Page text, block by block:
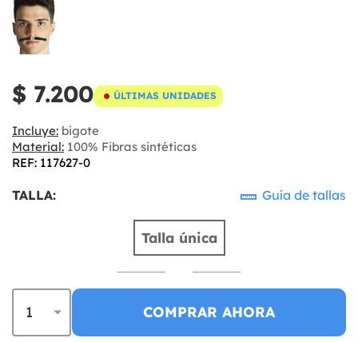
$ 7.200 ÚLTIMAS UNIDADES
Incluye: bigote
Material: 100% Fibras sintéticas
REF: 117627-0
TALLA: Guía de tallas
Talla única
COMPRAR AHORA